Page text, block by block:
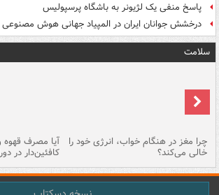
پاسخ منفی یک لژیونر به باشگاه پرسپولیس
درخشش جوانان ایران در المپیاد جهانی هوش مصنوعی
سلامت
چرا مغز در هنگام خواب، انرژی خود را
خالی می‌کند؟
آیا مصرف
کافئین‌دار در